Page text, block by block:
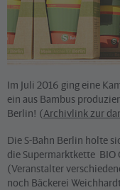
Im Juli 2016 ging eine
ein aus Bambus
Berlin! (Archivlink zur
Die S‑Bahn Berlin holte
die Supermarktkette BIO
(Veranstalter
noch Bäckerei